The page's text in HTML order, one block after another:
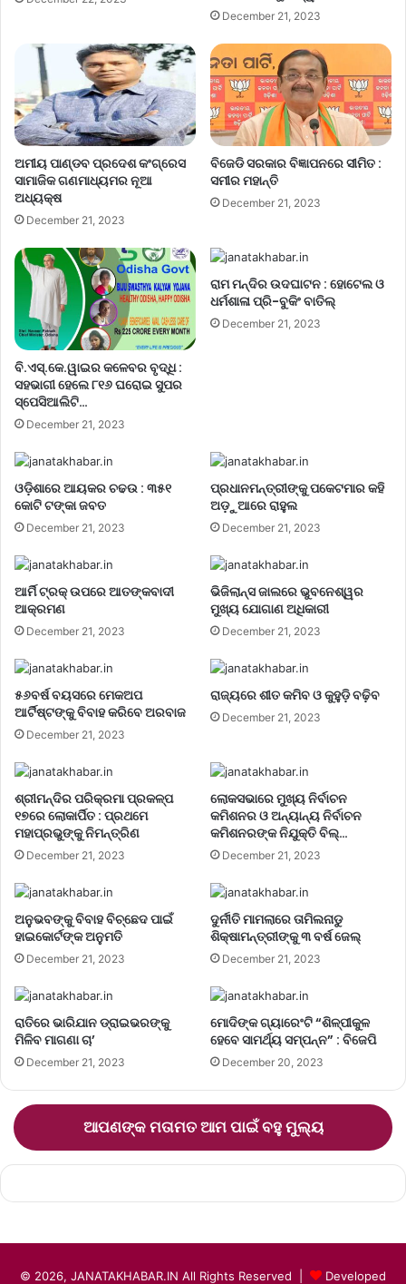
December 21, 2023
ଅମୀୟ ପାଣ୍ଡବ ପ୍ରଦେଶ କଂଗ୍ରେସ
ସାମାଜିକ ଗଣମାଧ୍ୟମର ନୂଆ
ଅଧ୍ୟକ୍ଷ
December 21, 2023
ବିଜେଡି ସରକାର ବିଜ୍ଞାପନରେ ସୀମିତ :
ସମୀର ମହାନ୍ତି
December 21, 2023
ବି.ଏସ୍.କେ.ୱାଇର କଳେବର ବୃଦ୍ଧି :
ସହଭାଗୀ ହେଲେ ୮୧୬ ଘରୋଇ ସୁପର
ସ୍ପେସିଆଲିଟି…
December 21, 2023
ରାମ ମନ୍ଦିର ଉଦଘାଟନ : ହୋଟେଲ ଓ
ଧର୍ମଶାଳା ପ୍ରି-ବୁକିଂ ବାତିଲ୍
December 21, 2023
ଓଡ଼ିଶାରେ ଆୟକର ଚଢଉ : ୩୫୧
କୋଟି ଟଙ୍କା ଜବତ
December 21, 2023
ପ୍ରଧାନମନ୍ତ୍ରୀଙ୍କୁ ପକେଟମାର କହି
ଅଡ଼ୁଆରେ ରାହୁଲ
December 21, 2023
ଆର୍ମି ଟ୍ରକ୍ ଉପରେ ଆତଙ୍କବାଦୀ
ଆକ୍ରମଣ
December 21, 2023
ଭିଜିଲାନ୍ସ ଜାଲରେ ଭୁବନେଶ୍ୱର
ମୁଖ୍ୟ ଯୋଗାଣ ଅଧିକାରୀ
December 21, 2023
୫୬ବର୍ଷ ବୟସରେ ମେକଅପ
ଆର୍ଟିଷ୍ଟଙ୍କୁ ବିବାହ କରିବେ ଅରବାଜ
December 21, 2023
ରାଜ୍ୟରେ ଶୀତ କମିବ ଓ କୁହୁଡ଼ି ବଢ଼ିବ
December 21, 2023
ଶ୍ରୀମନ୍ଦିର ପରିକ୍ରମା ପ୍ରକଳ୍ପ
୧୭ରେ ଲୋକାର୍ପିତ : ପ୍ରଥମେ
ମହାପ୍ରଭୁଙ୍କୁ ନିମନ୍ତ୍ରିଣ
December 21, 2023
ଲୋକସଭାରେ ମୁଖ୍ୟ ନିର୍ବାଚନ
କମିଶନର ଓ ଅନ୍ୟାନ୍ୟ ନିର୍ବାଚନ
କମିଶନରଙ୍କ ନିଯୁକ୍ତି ବିଲ୍…
December 21, 2023
ଅନୁଭବଙ୍କୁ ବିବାହ ବିଚ୍ଛେଦ ପାଇଁ
ହାଇକୋର୍ଟଙ୍କ ଅନୁମତି
December 21, 2023
ଦୁର୍ନୀତି ମାମଲାରେ ତାମିଲନାଡୁ
ଶିକ୍ଷାମନ୍ତ୍ରୀଙ୍କୁ ୩ ବର୍ଷ ଜେଲ୍‌
December 21, 2023
ରାତିରେ ଭାରିଯାନ ଡ୍ରାଇଭରଙ୍କୁ
ମିଳିବ ମାଗଣା ଚା’
December 21, 2023
ମୋଦିଙ୍କ ଗ୍ୟାରେଂଟି “ଶିଳ୍ପୀକୁଳ
ହେବେ ସାମର୍ଥ୍ୟ ସମ୍ପନ୍ନ” : ବିଜେପି
December 20, 2023
ଆପଣଙ୍କ ମତାମତ ଆମ ପାଇଁ ବହୁ ମୁଲ୍ୟ
© 2026, JANATAKHABAR.IN All Rights Reserved | Developed